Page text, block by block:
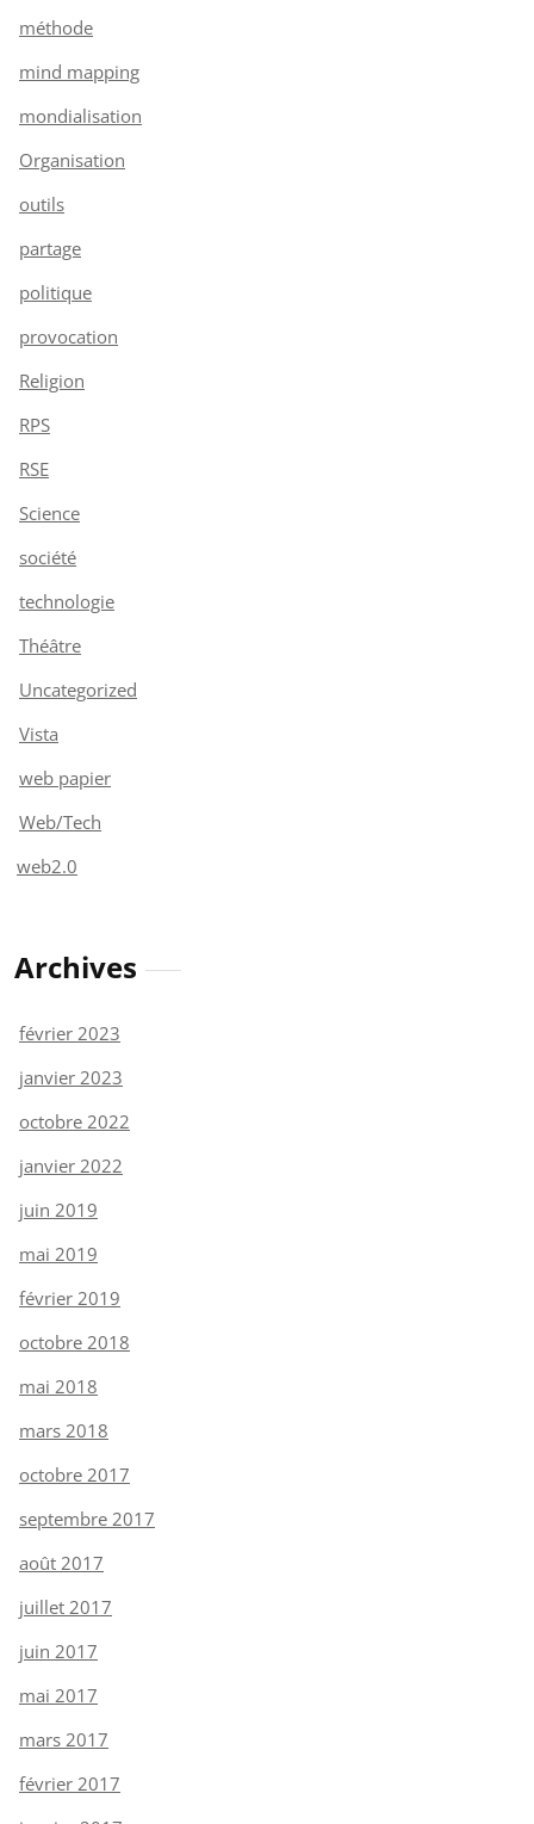
méthode
mind mapping
mondialisation
Organisation
outils
partage
politique
provocation
Religion
RPS
RSE
Science
société
technologie
Théâtre
Uncategorized
Vista
web papier
Web/Tech
web2.0
Archives
février 2023
janvier 2023
octobre 2022
janvier 2022
juin 2019
mai 2019
février 2019
octobre 2018
mai 2018
mars 2018
octobre 2017
septembre 2017
août 2017
juillet 2017
juin 2017
mai 2017
mars 2017
février 2017